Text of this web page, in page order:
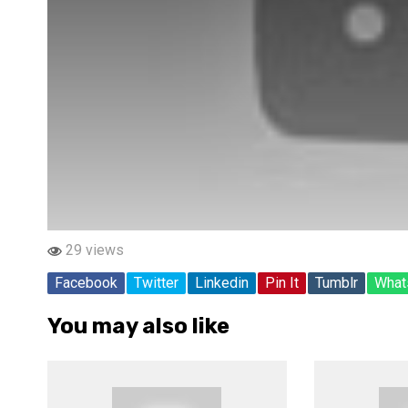
29 views
Facebook
Twitter Linkedin Pin It Tumblr
You may also like